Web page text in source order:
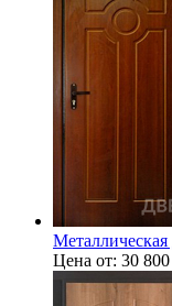
Металлическая
Цена от: 30 800